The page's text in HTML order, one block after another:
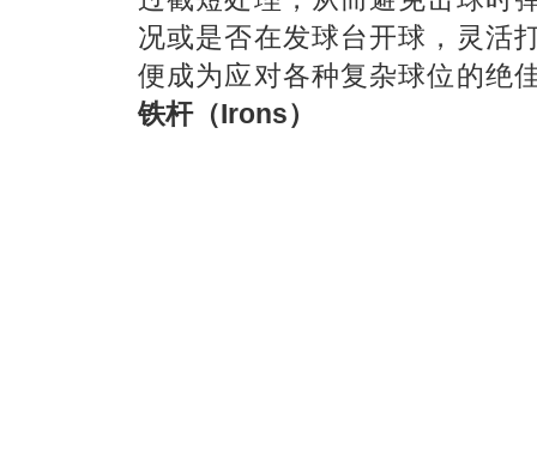
况或是否在发球台开球，灵活
便成为应对各种复杂球位的绝
铁杆（Irons）